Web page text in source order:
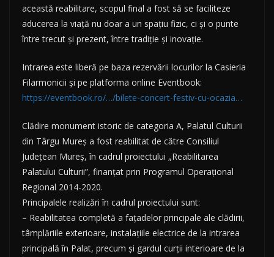
această reabilitare, scopul final a fost să se faciliteze
aducerea la viață nu doar a un spațiu fizic, ci și o punte
între trecut și prezent, între tradiție și inovație.
Intrarea este liberă pe baza rezervării locurilor la Casieria
Filarmonicii și pe platforma online Eventbook:
https://eventbook.ro/…/bilete-concert-festiv-cu-ocazia…
Clădire monument istoric de categoria A, Palatul Culturii
din Târgu Mureș a fost reabilitat de către Consiliul
Județean Mureș, în cadrul proiectului „Reabilitarea
Palatului Culturii”, finanțat prin Programul Operațional
Regional 2014-2020.
Principalele realizări în cadrul proiectului sunt:
– Reabilitatea completă a fațadelor principale ale clădirii,
tâmplăriile exterioare, instalațiile electrice de la intrarea
principală în Palat, precum și gardul curții interioare de la